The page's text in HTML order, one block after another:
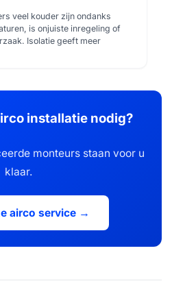
veel kouder zijn ondanks
is onjuiste inregeling of
Isolatie geeft meer
installatie nodig?
monteurs staan voor u
klaar.
airco service →